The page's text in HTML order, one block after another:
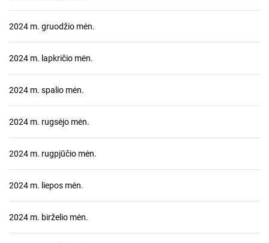
2024 m. gruodžio mėn.
2024 m. lapkričio mėn.
2024 m. spalio mėn.
2024 m. rugsėjo mėn.
2024 m. rugpjūčio mėn.
2024 m. liepos mėn.
2024 m. birželio mėn.